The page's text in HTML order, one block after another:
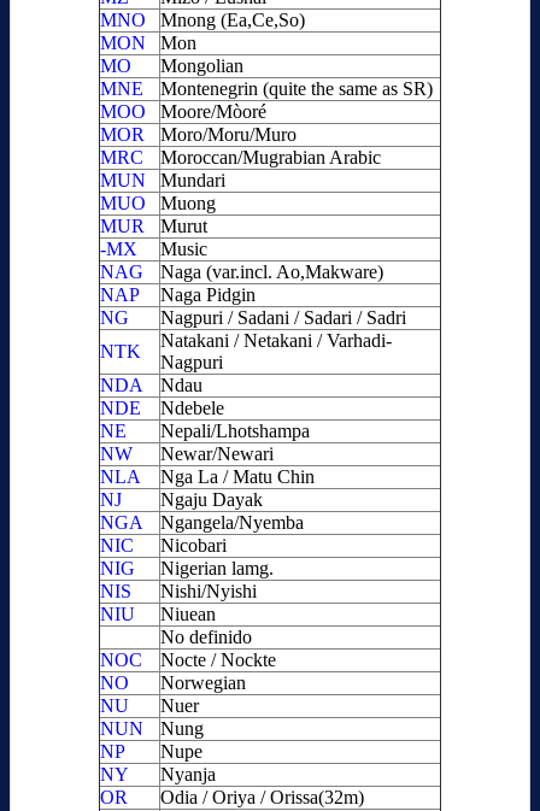
MNO
Mnong (Ea,Ce,So)
MON
Mon
MO
Mongolian
MNE
Montenegrin (quite the same as SR)
MOO
Moore/Mòoré
MOR
Moro/Moru/Muro
MRC
Moroccan/Mugrabian Arabic
MUN
Mundari
MUO
Muong
MUR
Murut
-MX
Music
NAG
Naga (var.incl. Ao,Makware)
NAP
Naga Pidgin
NG
Nagpuri / Sadani / Sadari / Sadri
NTK
Natakani / Netakani / Varhadi-
Nagpuri
NDA
Ndau
NDE
Ndebele
NE
Nepali/Lhotshampa
NW
Newar/Newari
NLA
Nga La / Matu Chin
NJ
Ngaju Dayak
NGA
Ngangela/Nyemba
NIC
Nicobari
NIG
Nigerian lamg.
NIS
Nishi/Nyishi
NIU
Niuean
No definido
NOC
Nocte / Nockte
NO
Norwegian
NU
Nuer
NUN
Nung
NP
Nupe
NY
Nyanja
OR
Odia / Oriya / Orissa(32m)